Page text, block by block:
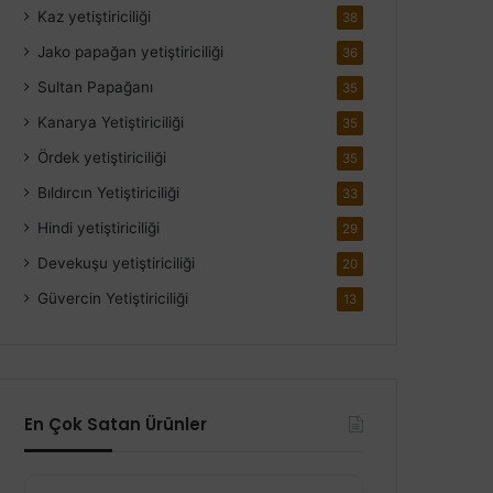
Kaz yetiştiriciliği 38
Jako papağan yetiştiriciliği 36
Sultan Papağanı 35
Kanarya Yetiştiriciliği 35
Ördek yetiştiriciliği 35
Bıldırcın Yetiştiriciliği 33
Hindi yetiştiriciliği 29
Devekuşu yetiştiriciliği 20
Güvercin Yetiştiriciliği 13
En Çok Satan Ürünler